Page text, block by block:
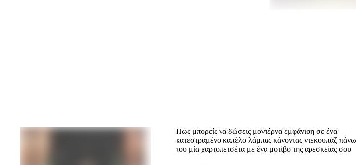
Πως μπορείς να δώσεις μοντέρνα εμφάνιση σε ένα
κατεστραμένο καπέλο λάμπας κάνοντας ντεκουπάζ πάνω
του μία χαρτοπετσέτα με ένα μοτίβο της αρεσκείας σου